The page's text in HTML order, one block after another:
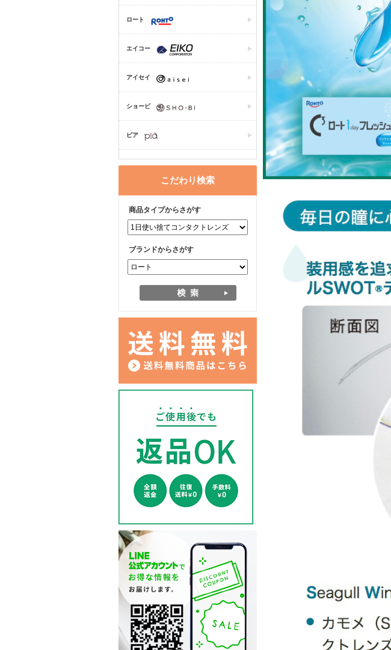
ロート
エイコー
アイセイ
ショービ
ピア
こだわり検索
商品タイプからさがす
ブランドからさがす